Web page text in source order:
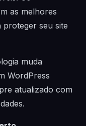
as melhores
proteger seu site
muda
WordPress
atualizado com